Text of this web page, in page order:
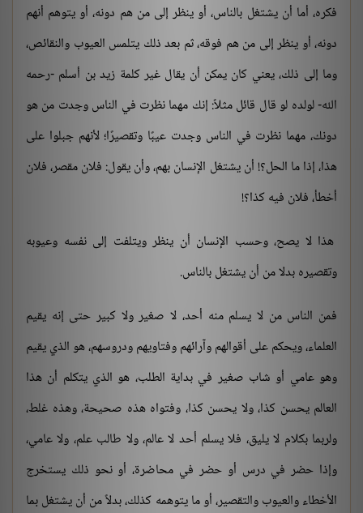
فكره، أما أن يشتغل بالناس، أو ينظر إلى من هم دونه، أو يتوهم أنهم
دونه، أو ينظر إلى من هم فوقه، ثم بعد ذلك يتلمس العيوب والنقائص،
وما إلى ذلك، يعني كان يمكن أن يقال غير كلمة زيد بن أسلم -رحمه
الله- لولده لو قال قائل مثلاً: إنك مهما نظرت في الناس وجدت من هو
دونك، مهما نظرت في الناس وجدت عيبًا وتقصيرًا؛ لأنهم جبلوا على
هذا، إذا ما الحل؟! أن يشتغل الإنسان بهم، وأن يقول: فلان مقصر، فلان
أخطأ، فلان فيه كذا؟!
هذا لا يصح، وحسب الإنسان أن ينظر ويتلفت إلى نفسه وعيوبه
وتقصيره بدلا من أن يشتغل بالناس.
فمن الناس من لا يسلم منه أحد، لا صغير ولا كبير حتى إنه يقيم
العلماء، ويحكم على أقوالهم وآرائهم وفتاويهم ودروسهم، هو الذي يقيم
وهو عامي أو شاب صغير في بداية الطلب، هو الذي يتكلم أن هذا
العالم يحسن كذا، ولا يحسن كذا، وفتواه هذه صحيحة، وهذه غلط،
ولربما بكلام لا يليق، فلا يسلم أحد لا عالم، ولا طالب علم، ولا عامي،
وإذا حضر في درس أو حضر في محاضرة، أو نحو ذلك يستخرج
الأخطاء والعيوب والتقصير، أو ما يتوهمه كذلك، بدلاً من أن يشتغل بما